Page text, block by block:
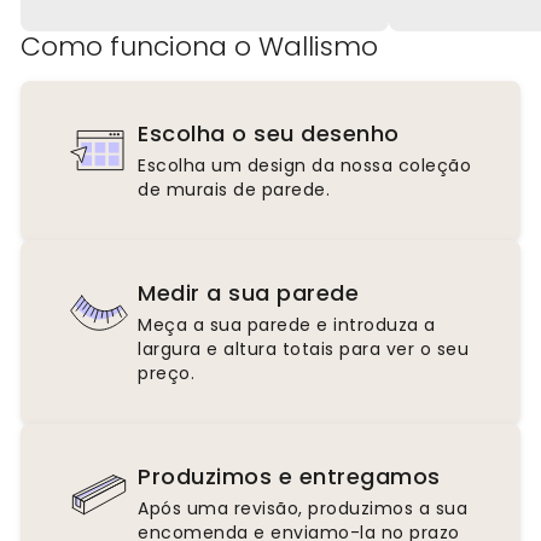
Como funciona o Wallismo
Escolha o seu desenho
Escolha um design da nossa coleção
de murais de parede.
Medir a sua parede
Meça a sua parede e introduza a
largura e altura totais para ver o seu
preço.
Produzimos e entregamos
Após uma revisão, produzimos a sua
encomenda e enviamo-la no prazo